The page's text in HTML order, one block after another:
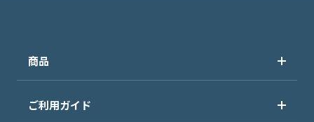
商品
ご利用ガイド